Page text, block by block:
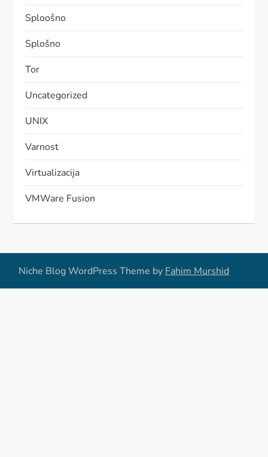
Sploošno
Splošno
Tor
Uncategorized
UNIX
Varnost
Virtualizacija
VMWare Fusion
Niche Blog WordPress Theme by Fahim Murshid